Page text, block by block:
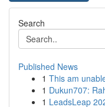
Search
Published News
1 This am
1 Dukun707:
1 LeadsLeap